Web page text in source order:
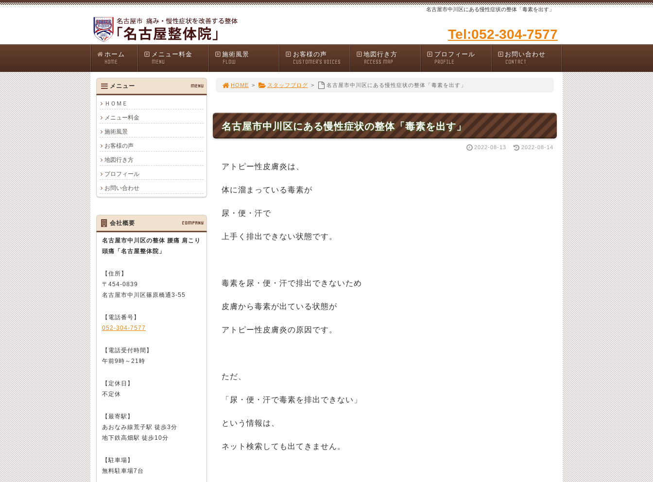
名古屋市中川区にある慢性症状の整体「毒素を出す」
Tel:052-304-7577
ホーム
HOME
メニュー料金
MENU
施術風景
FLOW
お客様の声
CUSTOMER'S VOICES
地図行き方
ACCESS MAP
プロフィール
PROFILE
お問い合わせ
CONTACT
HOME > スタッフブログ > 名古屋市中川区にある慢性症状の整体「毒素を出す」
名古屋市中川区にある慢性症状の整体「毒素を出す」
2022-08-13 2022-08-14
アトピー性皮膚炎は、
体に溜まっている毒素が
尿・便・汗で
上手く排出できない状態です。
毒素を尿・便・汗で排出できないため
皮膚から毒素が出ている状態が
アトピー性皮膚炎の原因です。
ただ、
「尿・便・汗で毒素を排出できない」
という情報は、
ネット検索しても出てきません。
メニュー MENU
ＨＯＭＥ
メニュー料金
施術風景
お客様の声
地図行き方
プロフィール
お問い合わせ
会社概要 COMPANY
名古屋市中川区の整体 腰痛 肩こり
頭痛 「名古屋整体院」
【住所】
〒454-0839
名古屋市中川区篠原橋通3-55
【電話番号】
052-304-7577
【電話受付時間】
午前9時～21時
【定休日】
不定休
【最寄駅】
あおなみ線荒子駅 徒歩3分
地下鉄高畑駅 徒歩10分
【駐車場】
無料駐車場7台